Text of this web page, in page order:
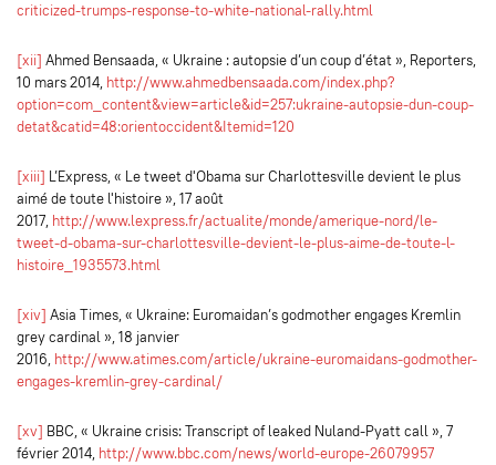
criticized-trumps-response-to-white-national-rally.html
[xii] Ahmed Bensaada, « Ukraine : autopsie d’un coup d’état », Reporters,
10 mars 2014, http://www.ahmedbensaada.com/index.php?
option=com_content&view=article&id=257:ukraine-autopsie-dun-coup-
detat&catid=48:orientoccident&Itemid=120
[xiii] L’Express, « Le tweet d'Obama sur Charlottesville devient le plus
aimé de toute l'histoire », 17 août
2017, http://www.lexpress.fr/actualite/monde/amerique-nord/le-
tweet-d-obama-sur-charlottesville-devient-le-plus-aime-de-toute-l-
histoire_1935573.html
[xiv] Asia Times, « Ukraine: Euromaidan’s godmother engages Kremlin
grey cardinal », 18 janvier
2016, http://www.atimes.com/article/ukraine-euromaidans-godmother-
engages-kremlin-grey-cardinal/
[xv] BBC, « Ukraine crisis: Transcript of leaked Nuland-Pyatt call », 7
février 2014, http://www.bbc.com/news/world-europe-26079957